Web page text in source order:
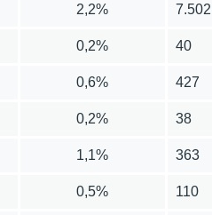
2,2% 7.502
0,2% 40
0,6% 427
0,2% 38
1,1% 363
0,5% 110